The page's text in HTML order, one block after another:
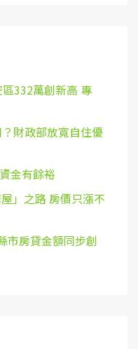
332萬創新高 專
財政部放寬自住優
金有餘裕
」之路 房價只漲不
市房貸金額同步創